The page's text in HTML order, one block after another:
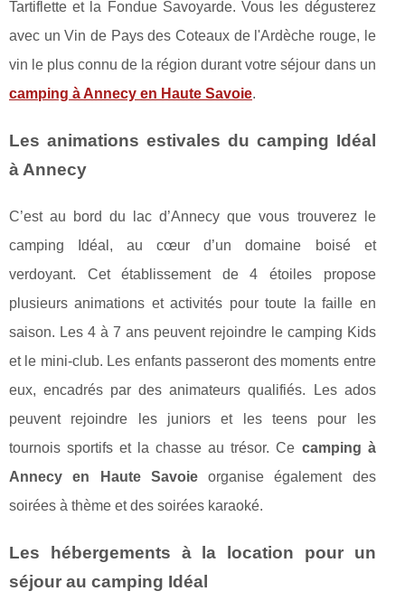
Tartiflette et la Fondue Savoyarde. Vous les dégusterez
avec un Vin de Pays des Coteaux de l'Ardèche rouge, le
vin le plus connu de la région durant votre séjour dans un
camping à Annecy en Haute Savoie.
Les animations estivales du camping Idéal
à Annecy
C’est au bord du lac d’Annecy que vous trouverez le
camping Idéal, au cœur d’un domaine boisé et
verdoyant. Cet établissement de 4 étoiles propose
plusieurs animations et activités pour toute la faille en
saison. Les 4 à 7 ans peuvent rejoindre le camping Kids
et le mini-club. Les enfants passeront des moments entre
eux, encadrés par des animateurs qualifiés. Les ados
peuvent rejoindre les juniors et les teens pour les
tournois sportifs et la chasse au trésor. Ce camping à
Annecy en Haute Savoieorganise également des
soirées à thème et des soirées karaoké.
Les hébergements à la location pour un
séjour au camping Idéal